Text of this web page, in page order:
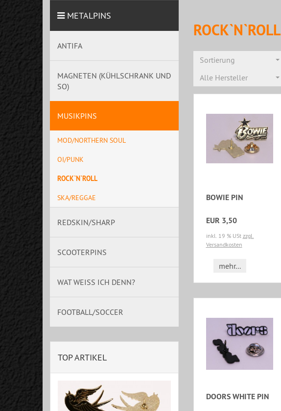
ROCK`N`ROLL
Sortierung
Alle Hersteller
BOWIE PIN
EUR 3,50
inkl. 19 % USt zzgl.
Versandkosten
mehr...
DOORS WHITE PIN
METALPINS
ANTIFA
MAGNETEN (KÜHLSCHRANK UND
SO)
MUSIKPINS
MOD/NORTHERN SOUL
OI/PUNK
ROCK`N`ROLL
SKA/REGGAE
REDSKIN/SHARP
SCOOTERPINS
WAT WEISS ICH DENN?
FOOTBALL/SOCCER
TOP ARTIKEL